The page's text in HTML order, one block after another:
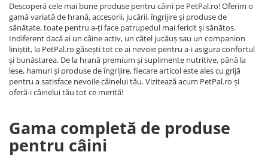
Descoperă cele mai bune produse pentru câini pe PetPal.ro! Oferim o
gamă variată de hrană, accesorii, jucării, îngrijire și produse de
sănătate, toate pentru a-ți face patrupedul mai fericit și sănătos.
Indiferent dacă ai un câine activ, un cățel jucăuș sau un companion
liniștit, la PetPal.ro găsești tot ce ai nevoie pentru a-i asigura confortul
și bunăstarea. De la hrană premium și suplimente nutritive, până la
lese, hamuri și produse de îngrijire, fiecare articol este ales cu grijă
pentru a satisface nevoile câinelui tău. Vizitează acum PetPal.ro și
oferă-i câinelui tău tot ce merită!
Gama completă de produse
pentru câini